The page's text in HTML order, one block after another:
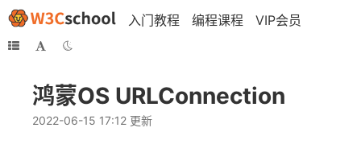
入门教程 编程课程 VIP会员
鸿蒙OS URLConnection
2022-06-15 17:12 更新